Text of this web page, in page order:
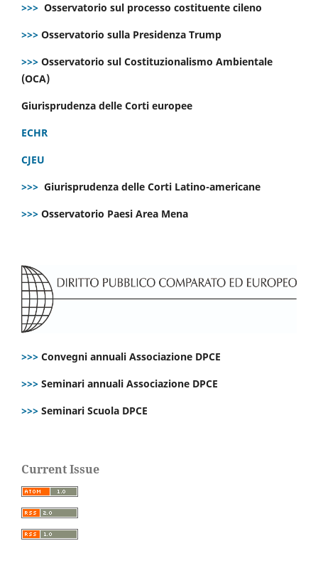
>>> Osservatorio sul processo costituente cileno
>>> Osservatorio sulla Presidenza Trump
>>> Osservatorio sul Costituzionalismo Ambientale
(OCA)
Giurisprudenza delle Corti europee
ECHR
CJEU
>>> Giurisprudenza delle Corti Latino-americane
>>> Osservatorio Paesi Area Mena
>>> Convegni annuali Associazione DPCE
>>> Seminari annuali Associazione DPCE
>>> Seminari Scuola DPCE
Current Issue